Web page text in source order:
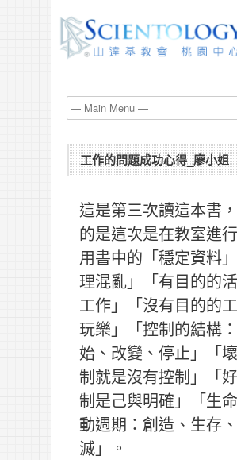
工作的問題成功心得_廖小姐
這是第三次讀這本書
的是這次是在教室進
用書中的「穩定資料
理混亂」「有目的的
工作」「沒有目的的
玩樂」「控制的結構
始、改變、停止」「
制就是沒有控制」「
制是己與明確」「生
動週期：創造、生存
滅」。